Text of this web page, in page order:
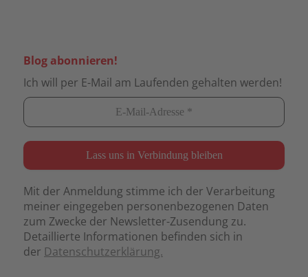
Blog abonnieren!
Ich will per E-Mail am Laufenden gehalten werden!
Mit der Anmeldung stimme ich der Verarbeitung
meiner eingegeben personenbezogenen Daten
zum Zwecke der Newsletter-Zusendung zu.
Detaillierte Informationen befinden sich in
der Datenschutzerklärung.